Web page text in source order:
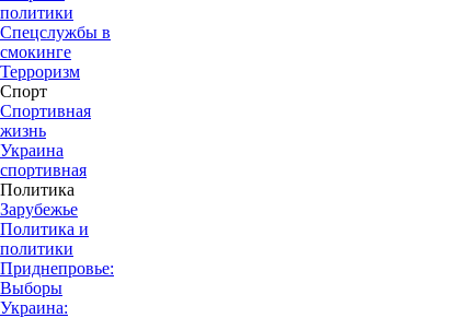
политики
Спецслужбы в
смокинге
Терроризм
Спорт
Спортивная
жизнь
Украина
спортивная
Политика
Зарубежье
Политика и
политики
Приднепровье:
Выборы
Украина: